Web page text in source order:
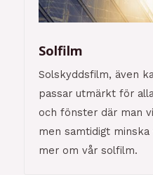
Solfilm
Solskyddsfilm, även
passar utmärkt för
och fönster där man
men samtidigt
mer om vår solfilm.